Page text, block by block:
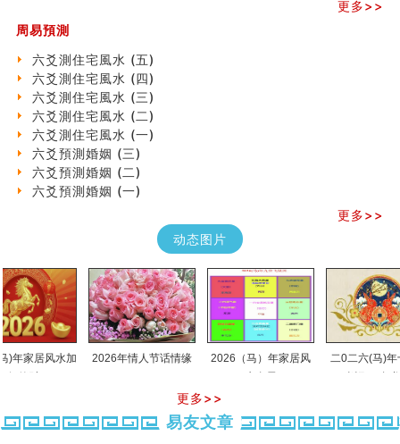
四柱八字快速直断技法
《高岛易断》(二)
创业容易成功的6种手相
算命先生都不外传的算命顺口溜
什么是到山到向？上山下水？
六爻算卦：我能面试升职吗？
《高岛易断》(一)
朱德總司命造 (名⼈⼋字淺析九）
刘燮鈞讲人相 手相论财运
同年同月同日同时同地生命运为何却完全不同？
商舖大門的風水原則 (上)
玄空本义(十一)
家居常見風水形煞及化解方法 (三)
天要下雨娘要嫁人
预测开店怎么样
一篇文章解答八字命理所有困惑
更多>>
周易預測
六爻測住宅風水 (五)
六爻測住宅風水 (四)
六爻測住宅風水 (三)
六爻測住宅風水 (二)
六爻測住宅風水 (一)
六爻預測婚姻 (三)
六爻預測婚姻 (二)
六爻預測婚姻 (一)
更多>>
动态图片
居风水加
2026年情人节话情缘
2026（马）年家居风
二0二六(马)年十二
更多>>
易友文章